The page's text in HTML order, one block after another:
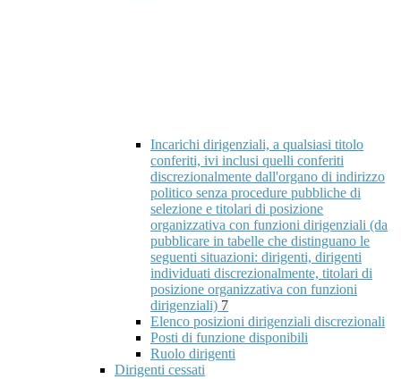
Incarichi dirigenziali, a qualsiasi titolo
conferiti, ivi inclusi quelli conferiti
discrezionalmente dall'organo di indirizzo
politico senza procedure pubbliche di
selezione e titolari di posizione
organizzativa con funzioni dirigenziali (da
pubblicare in tabelle che distinguano le
seguenti situazioni: dirigenti, dirigenti
individuati discrezionalmente, titolari di
posizione organizzativa con funzioni
dirigenziali) 7
Elenco posizioni dirigenziali discrezionali
Posti di funzione disponibili
Ruolo dirigenti
Dirigenti cessati